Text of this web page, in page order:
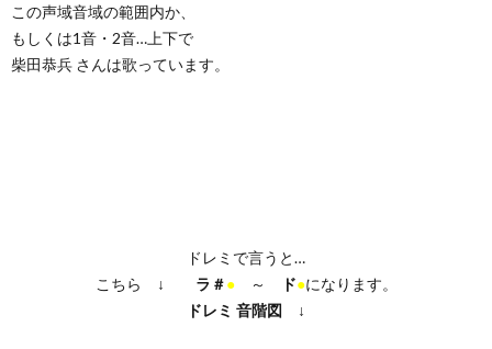
この声域音域の範囲内か、
もしくは1音・2音…上下で
柴田恭兵 さんは歌っています。
ドレミで言うと…
こちら ↓ ラ＃●～ ド●になります。
ドレミ 音階図 ↓